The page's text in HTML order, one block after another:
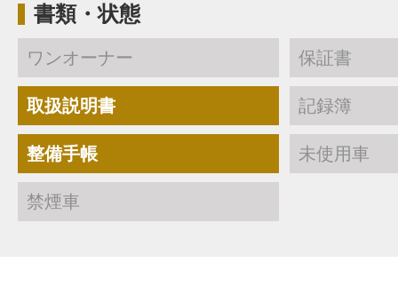
書類・状態
ワンオーナー 保証書
取扱説明書 記録簿
整備手帳 未使用車
禁煙車